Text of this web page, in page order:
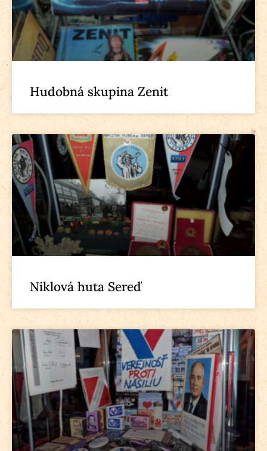
Hudobná skupina Zenit
Niklová huta Sereď